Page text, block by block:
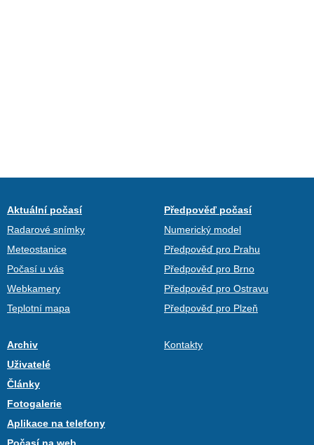
Aktuální počasí
Radarové snímky
Meteostanice
Počasí u vás
Webkamery
Teplotní mapa
Předpověď počasí
Numerický model
Předpověď pro Prahu
Předpověď pro Brno
Předpověď pro Ostravu
Předpověď pro Plzeň
Archiv
Uživatelé
Články
Fotogalerie
Aplikace na telefony
Kontakty